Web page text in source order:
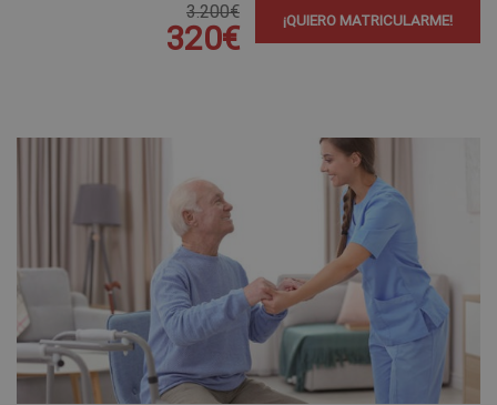
3.200€
320€ ¡QUIERO MATRICULARME!